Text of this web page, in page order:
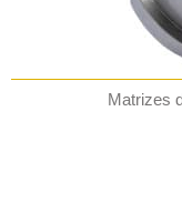
Matrizes